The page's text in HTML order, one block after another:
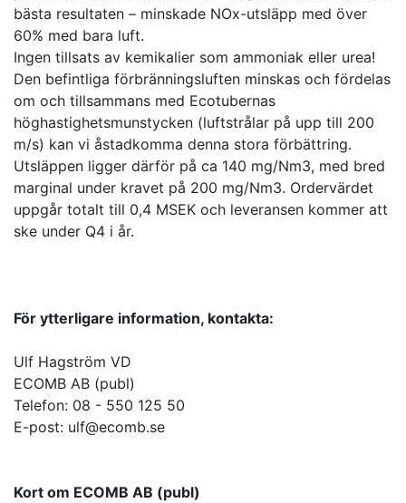
bästa resultaten – minskade NOx-utsläpp med över
60% med bara luft.
Ingen tillsats av kemikalier som ammoniak eller urea!
Den befintliga förbränningsluften minskas och fördelas
om och tillsammans med Ecotubernas
höghastighetsmunstycken (luftstrålar på upp till 200
m/s) kan vi åstadkomma denna stora förbättring.
Utsläppen ligger därför på ca 140 mg/Nm3, med bred
marginal under kravet på 200 mg/Nm3. Ordervärdet
uppgår totalt till 0,4 MSEK och leveransen kommer att
ske under Q4 i år.
För ytterligare information, kontakta:
Ulf Hagström VD
ECOMB AB (publ)
Telefon: 08 - 550 125 50
E-post: ulf@ecomb.se
Kort om ECOMB AB (publ)